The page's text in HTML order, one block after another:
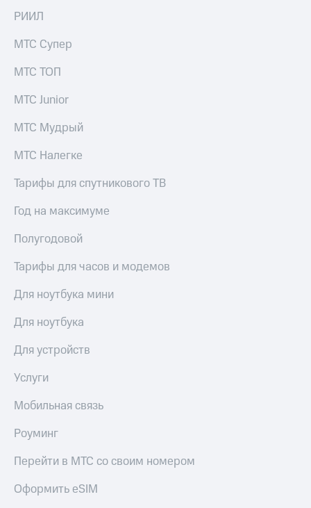
РИИЛ
МТС Супер
МТС ТОП
МТС Junior
МТС Мудрый
МТС Налегке
Тарифы для спутникового ТВ
Год на максимуме
Полугодовой
Тарифы для часов и модемов
Для ноутбука мини
Для ноутбука
Для устройств
Услуги
Мобильная связь
Роуминг
Перейти в МТС со своим номером
Оформить eSIM